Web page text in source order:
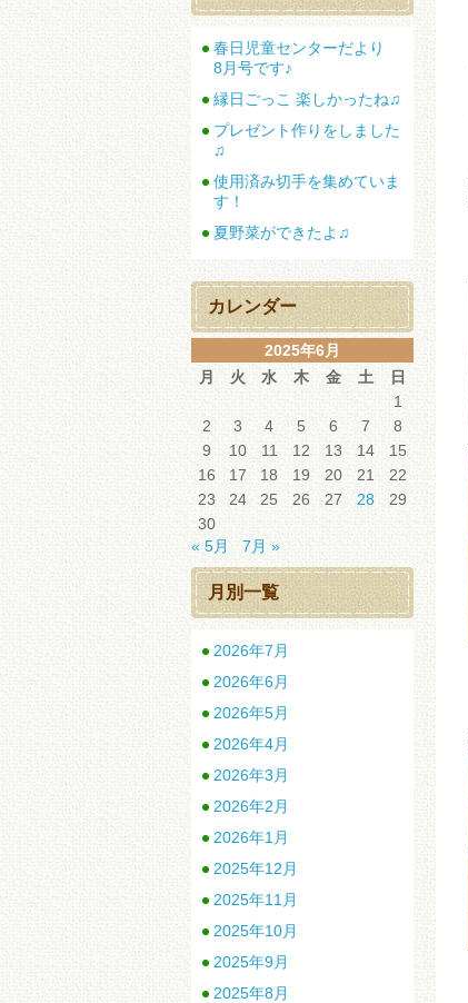
春日児童センターだより
8月号です♪
縁日ごっこ 楽しかったね♫
プレゼント作りをしました
♫
使用済み切手を集めていま
す！
夏野菜ができたよ♫
カレンダー
2025年6月
月
火 水 木 金 土
日
1
2
3 4 5 6 7
8
9
10 11 12 13 14
15
16
17 18 19 20 21
22
23
24 25 26 27 28
29
30
« 5月
7月 »
月別一覧
2026年7月
2026年6月
2026年5月
2026年4月
2026年3月
2026年2月
2026年1月
2025年12月
2025年11月
2025年10月
2025年9月
2025年8月